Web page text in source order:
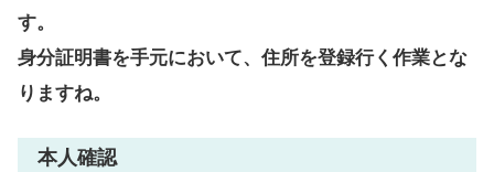
す。
身分証明書を手元において、住所を登録行く作業とな
りますね。
本人確認